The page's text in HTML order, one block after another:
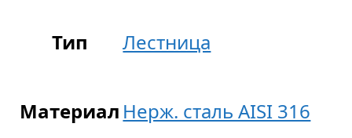
Тип Лестница
Материал Нерж. сталь AISI 316